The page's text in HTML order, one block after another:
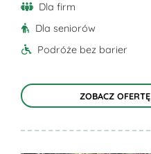
Dla firm
Dla seniorów
Podróże bez barier
ZOBACZ OFERTĘ